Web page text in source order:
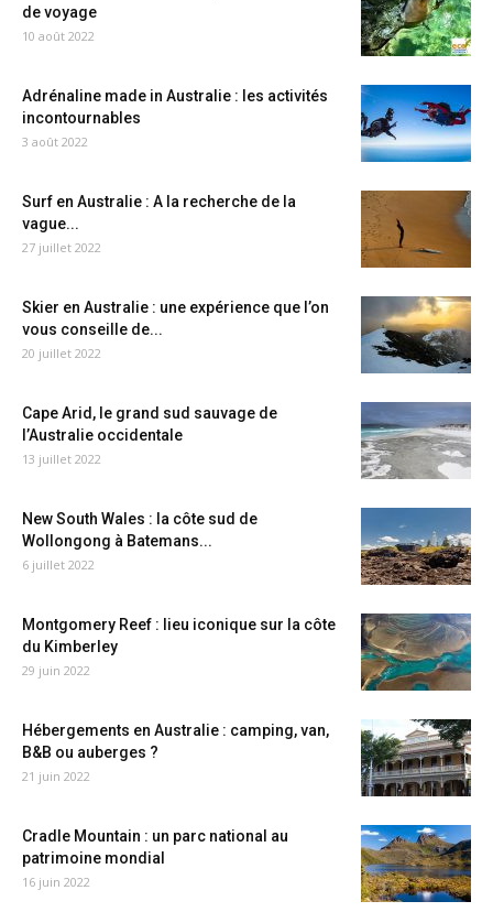
de voyage
10 août 2022
Adrénaline made in Australie : les activités
incontournables
3 août 2022
Surf en Australie : A la recherche de la
vague...
27 juillet 2022
Skier en Australie : une expérience que l’on
vous conseille de...
20 juillet 2022
Cape Arid, le grand sud sauvage de
l’Australie occidentale
13 juillet 2022
New South Wales : la côte sud de
Wollongong à Batemans...
6 juillet 2022
Montgomery Reef : lieu iconique sur la côte
du Kimberley
29 juin 2022
Hébergements en Australie : camping, van,
B&B ou auberges ?
21 juin 2022
Cradle Mountain : un parc national au
patrimoine mondial
16 juin 2022